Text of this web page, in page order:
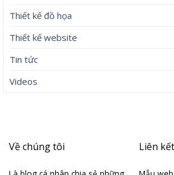
Thiết kế đồ họa
Thiết kế website
Tin tức
Videos
Về chúng tôi Liên